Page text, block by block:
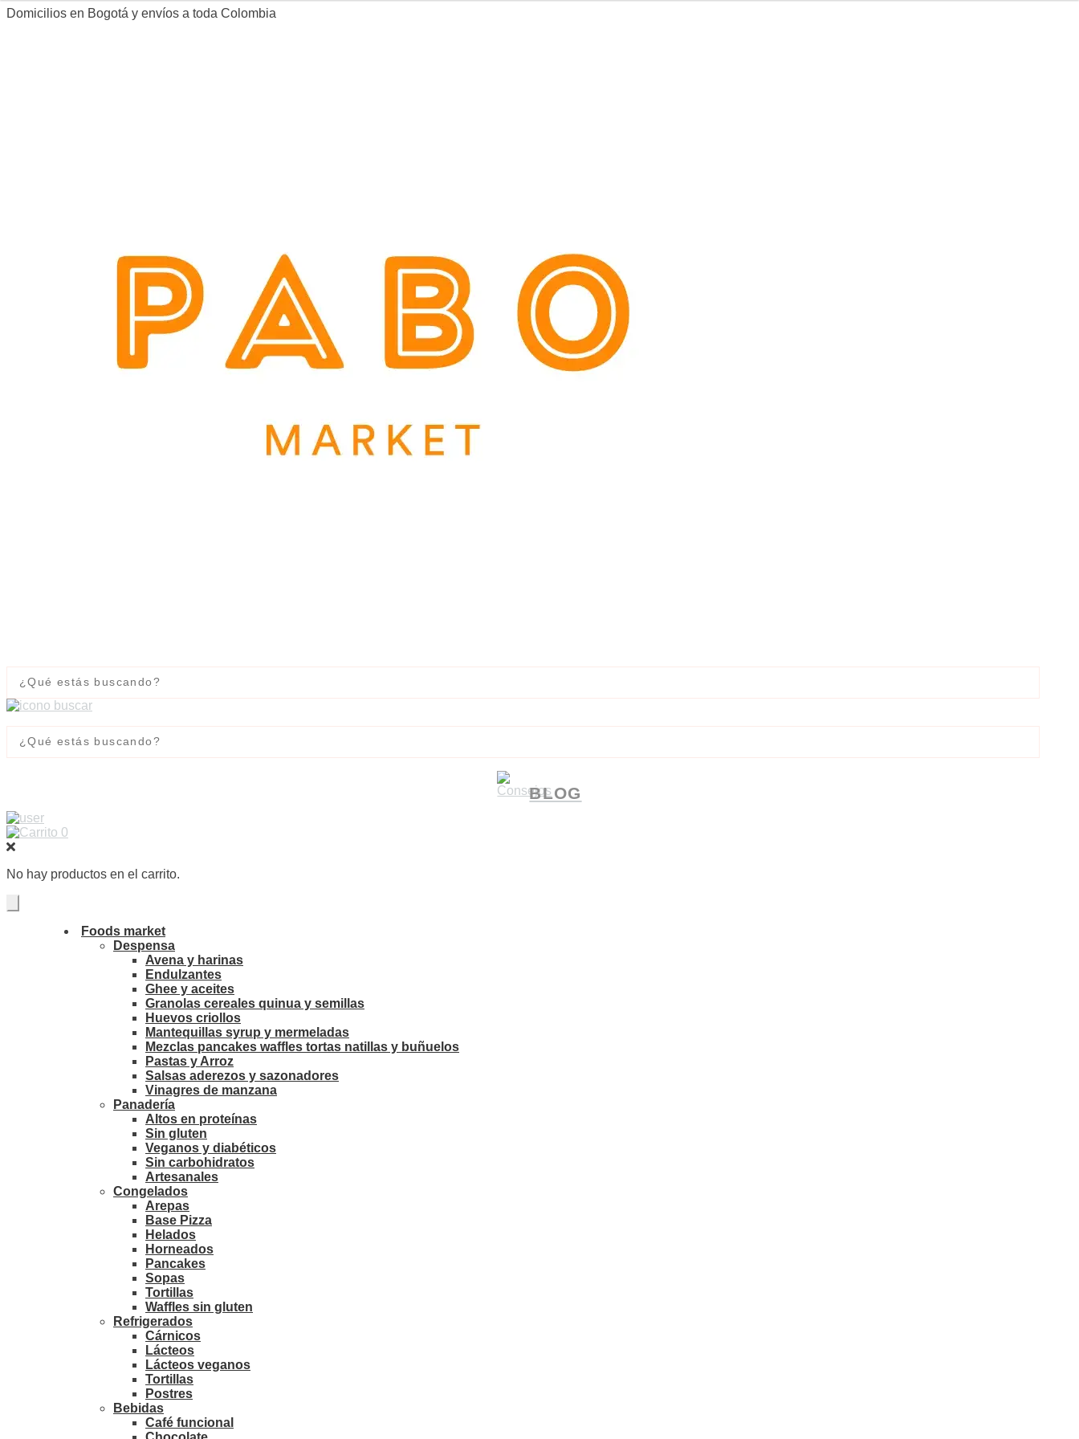
Domicilios en Bogotá y envíos a toda Colombia
BLOG
0
No hay productos en el carrito.
Foods market
Despensa
Avena y harinas
Endulzantes
Ghee y aceites
Granolas cereales quinua y semillas
Huevos criollos
Mantequillas syrup y mermeladas
Mezclas pancakes waffles tortas natillas y buñuelos
Pastas y Arroz
Salsas aderezos y sazonadores
Vinagres de manzana
Panadería
Altos en proteínas
Sin gluten
Veganos y diabéticos
Sin carbohidratos
Artesanales
Congelados
Arepas
Base Pizza
Helados
Horneados
Pancakes
Sopas
Tortillas
Waffles sin gluten
Refrigerados
Cárnicos
Lácteos
Lácteos veganos
Tortillas
Postres
Bebidas
Café funcional